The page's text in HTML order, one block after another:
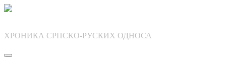
Skip
ХРОНИКА СРПСКО-РУСКИХ ОДНОСА